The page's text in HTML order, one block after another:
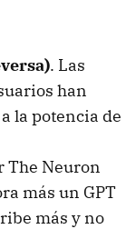
. Las
han
la potencia de
The Neuron
más un GPT
más y no